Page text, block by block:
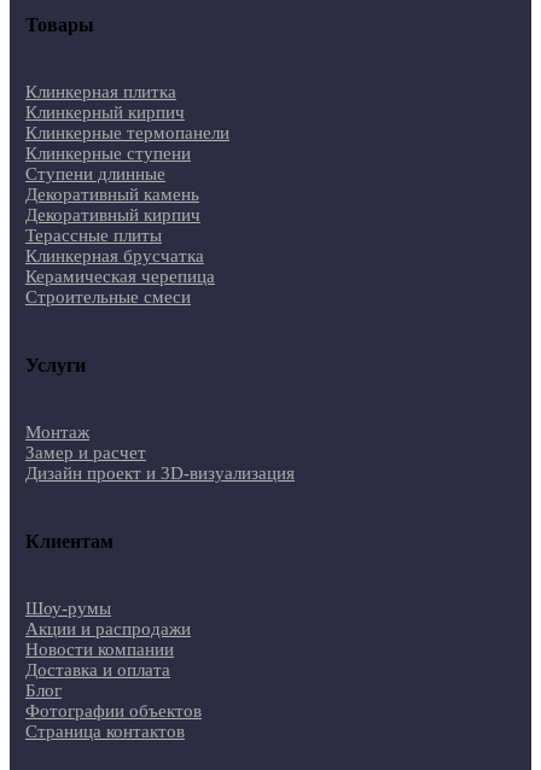
Товары
Клинкерная плитка
Клинкерный кирпич
Клинкерные термопанели
Клинкерные ступени
Ступени длинные
Декоративный камень
Декоративный кирпич
Терассные плиты
Клинкерная брусчатка
Керамическая черепица
Строительные смеси
Услуги
Монтаж
Замер и расчет
Дизайн проект и 3D-визуализация
Клиентам
Шоу-румы
Акции и распродажи
Новости компании
Доставка и оплата
Блог
Фотографии объектов
Страница контактов